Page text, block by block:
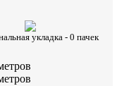
укладка - 0 пачек